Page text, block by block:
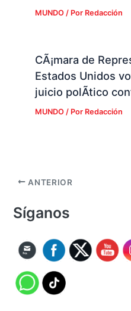
MUNDO/ Por Redacción
CÃ¡mara de
Estados Unidos
juicio polÃ­tico
MUNDO/ Por Redacción
ANTERIOR
Síganos